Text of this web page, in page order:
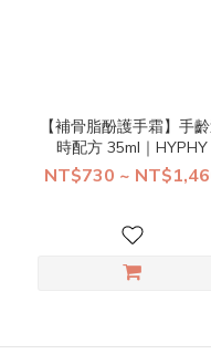
【補骨脂酚護手霜】手
時配方 35ml｜HYPHY
NT$730 ~